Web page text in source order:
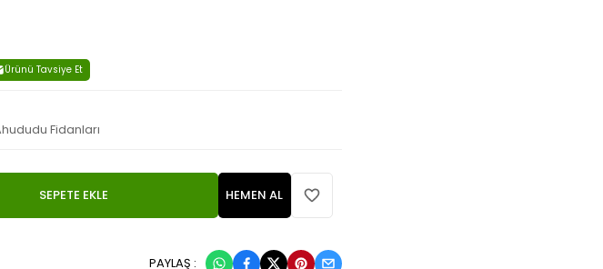
Ürünü Tavsiye Et
Fidanları
SEPETE EKLE HEMEN AL
PAYLAŞ :